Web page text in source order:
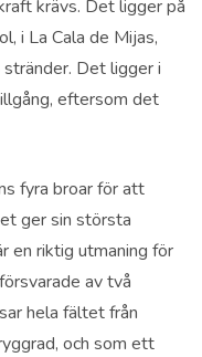
krävs. Det ligger på
i La Cala de Mijas,
Det ligger i
eftersom det
fyra broar för att
ger sin största
en riktig utmaning för
av två
hela fältet från
och som ett